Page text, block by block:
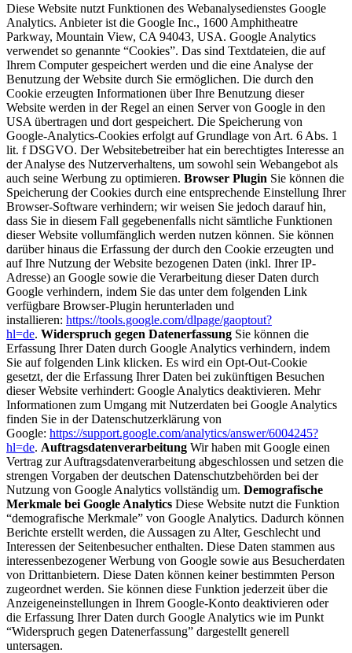
Diese Website nutzt Funktionen des Webanalysedienstes Google
Analytics. Anbieter ist die Google Inc., 1600 Amphitheatre
Parkway, Mountain View, CA 94043, USA. Google Analytics
verwendet so genannte “Cookies”. Das sind Textdateien, die auf
Ihrem Computer gespeichert werden und die eine Analyse der
Benutzung der Website durch Sie ermöglichen. Die durch den
Cookie erzeugten Informationen über Ihre Benutzung dieser
Website werden in der Regel an einen Server von Google in den
USA übertragen und dort gespeichert. Die Speicherung von
Google-Analytics-Cookies erfolgt auf Grundlage von Art. 6 Abs. 1
lit. f DSGVO. Der Websitebetreiber hat ein berechtigtes Interesse an
der Analyse des Nutzerverhaltens, um sowohl sein Webangebot als
auch seine Werbung zu optimieren. Browser Plugin Sie können die
Speicherung der Cookies durch eine entsprechende Einstellung Ihrer
Browser-Software verhindern; wir weisen Sie jedoch darauf hin,
dass Sie in diesem Fall gegebenenfalls nicht sämtliche Funktionen
dieser Website vollumfänglich werden nutzen können. Sie können
darüber hinaus die Erfassung der durch den Cookie erzeugten und
auf Ihre Nutzung der Website bezogenen Daten (inkl. Ihrer IP-
Adresse) an Google sowie die Verarbeitung dieser Daten durch
Google verhindern, indem Sie das unter dem folgenden Link
verfügbare Browser-Plugin herunterladen und
installieren: https://tools.google.com/dlpage/gaoptout?
hl=de. Widerspruch gegen Datenerfassung Sie können die
Erfassung Ihrer Daten durch Google Analytics verhindern, indem
Sie auf folgenden Link klicken. Es wird ein Opt-Out-Cookie
gesetzt, der die Erfassung Ihrer Daten bei zukünftigen Besuchen
dieser Website verhindert: Google Analytics deaktivieren. Mehr
Informationen zum Umgang mit Nutzerdaten bei Google Analytics
finden Sie in der Datenschutzerklärung von
Google: https://support.google.com/analytics/answer/6004245?
hl=de. Auftragsdatenverarbeitung Wir haben mit Google einen
Vertrag zur Auftragsdatenverarbeitung abgeschlossen und setzen die
strengen Vorgaben der deutschen Datenschutzbehörden bei der
Nutzung von Google Analytics vollständig um. Demografische
Merkmale bei Google Analytics Diese Website nutzt die Funktion
“demografische Merkmale” von Google Analytics. Dadurch können
Berichte erstellt werden, die Aussagen zu Alter, Geschlecht und
Interessen der Seitenbesucher enthalten. Diese Daten stammen aus
interessenbezogener Werbung von Google sowie aus Besucherdaten
von Drittanbietern. Diese Daten können keiner bestimmten Person
zugeordnet werden. Sie können diese Funktion jederzeit über die
Anzeigeneinstellungen in Ihrem Google-Konto deaktivieren oder
die Erfassung Ihrer Daten durch Google Analytics wie im Punkt
“Widerspruch gegen Datenerfassung” dargestellt generell
untersagen.